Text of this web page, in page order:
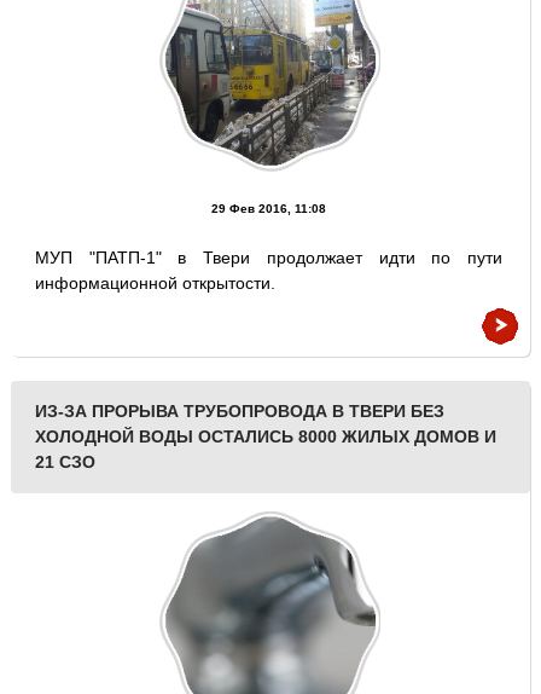
29 Фев 2016, 11:08
МУП "ПАТП-1" в Твери продолжает идти по пути
информационной открытости.
ИЗ-ЗА ПРОРЫВА ТРУБОПРОВОДА В ТВЕРИ БЕЗ
ХОЛОДНОЙ ВОДЫ ОСТАЛИСЬ 8000 ЖИЛЫХ ДОМОВ И
21 СЗО